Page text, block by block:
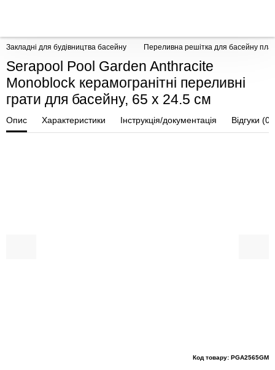
Закладні для будівництва басейну Переливна решітка для басейну
Serapool Pool Garden Anthracite
Monoblock керамогранітні переливні
грати для басейну, 65 x 24.5 см
Опис Характеристики Інструкція/документація Відгуки (0)
Код товару: PGA2565GM